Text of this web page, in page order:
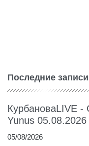
Последние записи
КурбановаLIVE -
Yunus 05.08.2026
05/08/2026